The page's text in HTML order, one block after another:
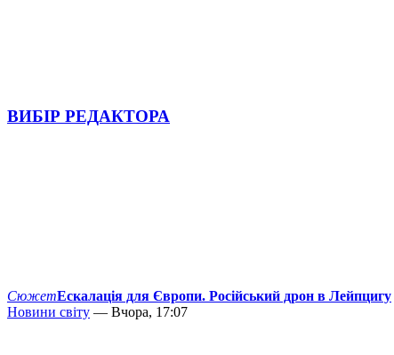
ВИБІР РЕДАКТОРА
СюжетЕскалація для Європи. Російський дрон в Лейпцигу
Новини світу — Вчора, 17:07